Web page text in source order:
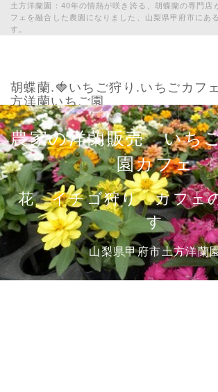
土方洋蘭園：40年の情熱が咲き誇る、胡蝶蘭の専門店
フェを融合した農園になりました、山梨県甲府市にあ
す。
胡蝶蘭.🍓いちご狩り.いちごカフ
方洋蘭いちご園
農家の洋蘭販売 いち
園カフェ
花 イチゴ狩り カフェ
す
山梨県甲府市土方洋蘭